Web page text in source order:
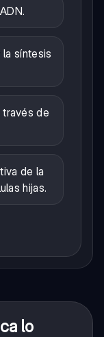
síntesis
través de
de la
hijas.
lo